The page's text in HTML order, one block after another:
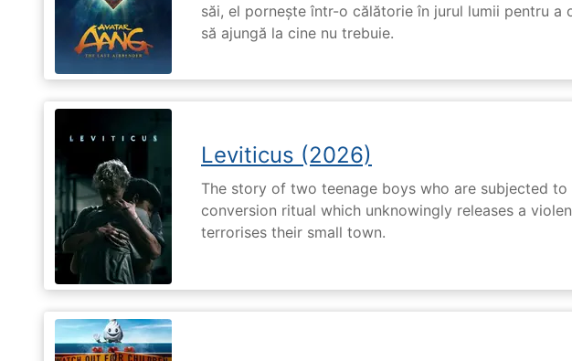
săi, el pornește într-o călătorie în jurul lumii pentru a
să ajungă la cine nu trebuie.
Leviticus (2026)
The story of two teenage boys who are subjected to
conversion ritual which unknowingly releases a
terrorises their small town.